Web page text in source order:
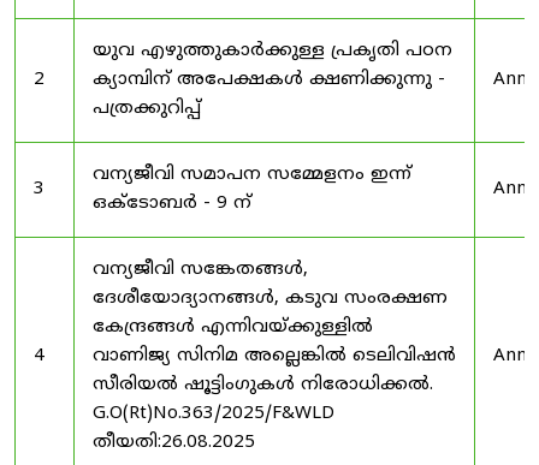
2
യുവ എഴുത്തുകാർക്കുള്ള പ്രകൃതി പഠന
ക്യാമ്പിന് അപേക്ഷകൾ ക്ഷണിക്കുന്നു -
പത്രക്കുറിപ്പ്
3
വന്യജീവി സമാപന സമ്മേളനം ഇന്ന്
ഒക്ടോബർ - 9 ന്
4
വന്യജീവി സങ്കേതങ്ങൾ,
ദേശീയോദ്യാനങ്ങൾ, കടുവ സംരക്ഷണ
കേന്ദ്രങ്ങൾ എന്നിവയ്ക്കുള്ളിൽ
വാണിജ്യ സിനിമ അല്ലെങ്കിൽ ടെലിവിഷൻ
സീരിയൽ ഷൂട്ടിംഗുകൾ നിരോധിക്കൽ.
G.O(Rt)No.363/2025/F&WLD
തീയതി:26.08.2025